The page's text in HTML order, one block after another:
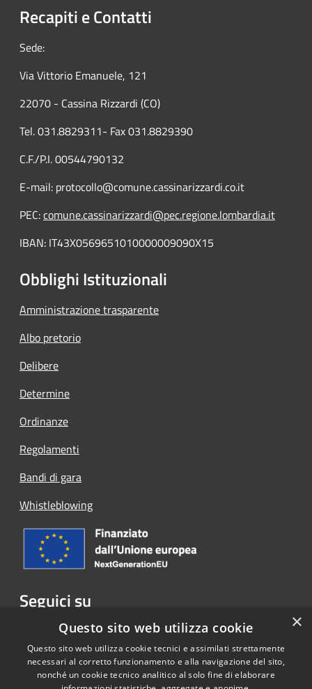
Recapiti e Contatti
Sede:
Via Vittorio Emanuele, 121
22070 - Cassina Rizzardi (CO)
Tel. 031.8829311- Fax 031.8829390
C.F./P.I. 00544790132
E-mail: protocollo@comune.cassinarizzardi.co.it
PEC:comune.cassinarizzardi@pec.regione.lombardia.it
IBAN: IT43X0569651010000009090X15
Obblighi Istituzionali
Amministrazione trasparente
Albo pretorio
Delibere
Determine
Ordinanze
Regolamenti
Bandi di gara
Whistleblowing
Seguici su
Facebook ×
Questo sito web utilizza cookie
Questo sito web utilizza cookie tecnici e assimilati strettamente
necessari al corretto funzionamento e alla navigazione del sito,
nonché un cookie tecnico analitico al solo fine di elaborare